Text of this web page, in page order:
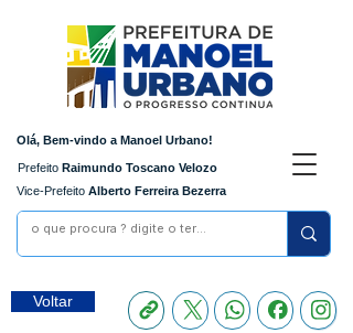
Olá, Bem-vindo a Manoel Urbano!
Prefeito Raimundo Toscano Velozo
Vice-Prefeito Alberto Ferreira Bezerra
Voltar